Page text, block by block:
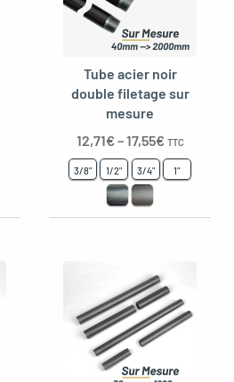
Tube acier noir
double filetage sur
mesure
12,71€–17,55€ TTC
3/8" 1/2" 3/4" 1"